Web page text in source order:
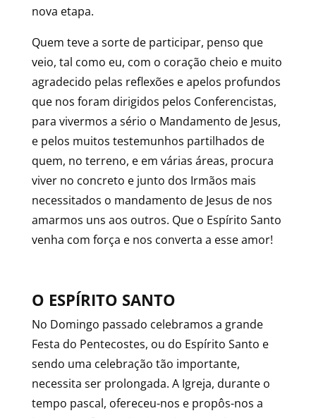
nova etapa.
Quem teve a sorte de participar, penso que
veio, tal como eu, com o coração cheio e muito
agradecido pelas reflexões e apelos profundos
que nos foram dirigidos pelos Conferencistas,
para vivermos a sério o Mandamento de Jesus,
e pelos muitos testemunhos partilhados de
quem, no terreno, e em várias áreas, procura
viver no concreto e junto dos Irmãos mais
necessitados o mandamento de Jesus de nos
amarmos uns aos outros. Que o Espírito Santo
venha com força e nos converta a esse amor!
O ESPÍRITO SANTO
No Domingo passado celebramos a grande
Festa do Pentecostes, ou do Espírito Santo e
sendo uma celebração tão importante,
necessita ser prolongada. A Igreja, durante o
tempo pascal, ofereceu-nos e propôs-nos a